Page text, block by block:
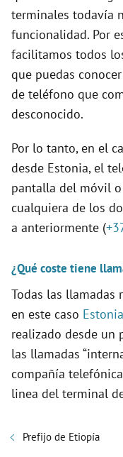
terminales todavía
funcionalidad. Por
facilitamos todos
que puedas
de teléfono que
desconocido.
Por lo tanto, en el
desde Estonia, el
pantalla del móvil
cualquiera de los
a anteriormente (
¿Qué coste tiene
Todas las llamadas
en este caso Estonia
realizado desde un
las llamadas
compañía
linea del terminal
Prefijo de Etiopía